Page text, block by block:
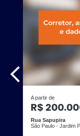
A partir de
R$
Rua Sapupira
São Paulo - Jardim